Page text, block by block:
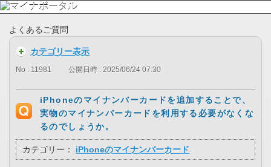
よくあるご質問
カテゴリー表示
No : 11981 公開日時 : 2025/06/24 07:30
iPhoneのマイナンバーカードを追加することで、
実物のマイナンバーカードを利用する必要がなくな
るのでしょうか。
カテゴリー： iPhoneのマイナンバーカード